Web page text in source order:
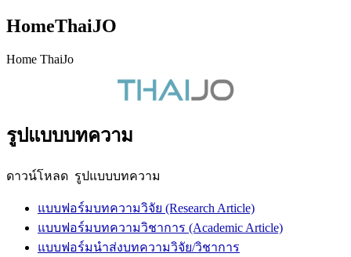
HomeThaiJO
Home ThaiJo
รูปแบบบทความ
ดาวน์โหลด รูปแบบบทความ
แบบฟอร์มบทความวิจัย (Research Article)
แบบฟอร์มบทความวิชาการ (Academic Article)
แบบฟอร์มนำส่งบทความวิจัย/วิชาการ